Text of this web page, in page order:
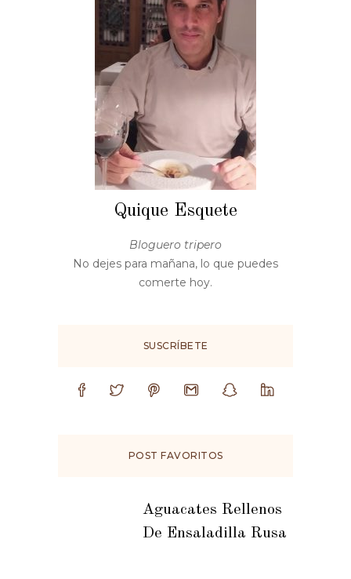
Quique Esquete
Bloguero tripero
No dejes para mañana, lo que puedes
comerte hoy.
SUSCRÍBETE
POST FAVORITOS
Aguacates Rellenos
De Ensaladilla Rusa